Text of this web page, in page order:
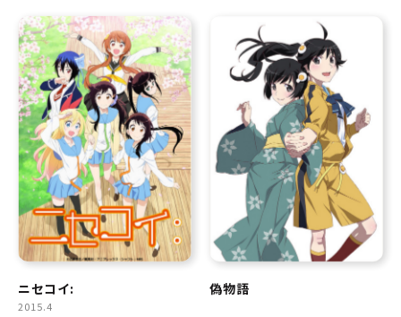
ニセコイ:
2015.4
偽物語